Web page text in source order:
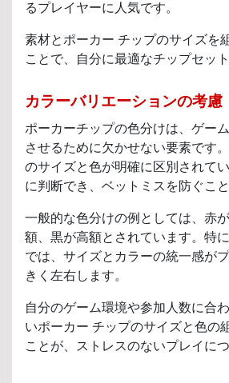
るプレイヤーに人気です。
素材とポーカー チップのサイズを
ことで、自分に最適なチップセッ
カラーバリエーションの考慮
ポーカーチップの色分けは、ゲー
させるために欠かせない要素です
のサイズと色が明確に区別されて
に判断でき、ベットミスを防ぐこと
一般的な色分けの例としては、赤
額、黒が高額とされています。特
では、サイズとカラーの統一感が
きく左右します。
自分のゲーム環境や参加人数に合
いポーカー チップのサイズと色の
ことが、ストレスのないプレイに